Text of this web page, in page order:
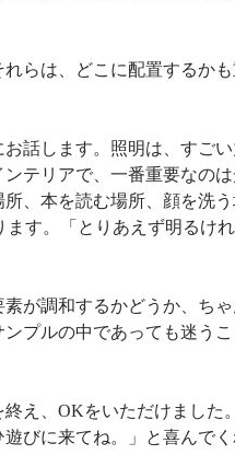
らは、どこに配置するか
話します。照明は、すご
テリアで、一番重要なの
、本を読む場所、顔を洗
す。「とりあえず明るけれ
が調和するかどうか、ちゃ
プルの中であっても迷うこ
え、OKをいただけました
びに来てね。」と喜んで